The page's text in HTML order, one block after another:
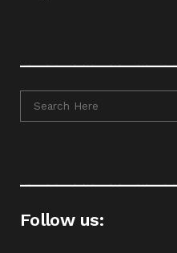
Follow us: